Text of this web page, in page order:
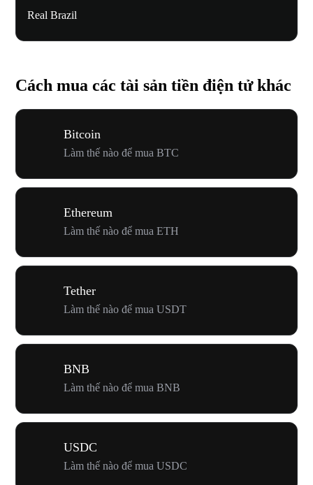
Real Brazil
Cách mua các tài sản tiền điện tử khác
Bitcoin
Làm thế nào để mua BTC
Ethereum
Làm thế nào để mua ETH
Tether
Làm thế nào để mua USDT
BNB
Làm thế nào để mua BNB
USDC
Làm thế nào để mua USDC